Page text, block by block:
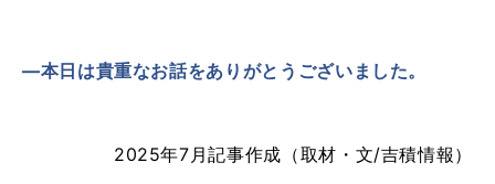
―本日は貴重なお話をありがとうございました。
2025年7月記事作成（取材・文/吉積情報）